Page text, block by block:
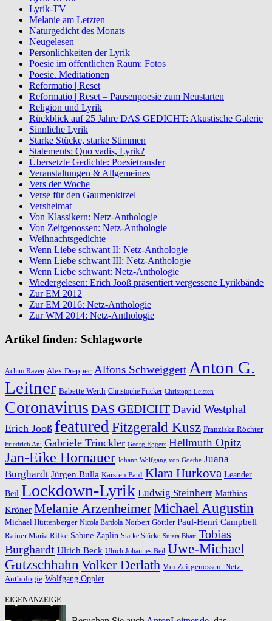
Lyrik-TV
Melanie am Letzten
Naturgedicht des Monats
Neugelesen
Persönlichkeiten der Lyrik
Poesie im öffentlichen Raum: Fotos
Poesie. Meditationen
Reformatio | Reset
Reformatio | Reset – Pausenpoesie zum Neustarten
Religion und Lyrik
Rückblick auf 25 Jahre DAS GEDICHT: Akustische Galerie
Sinnliche Lyrik
Starke Stücke, starke Stimmen
Statements: Quo vadis, Lyrik?
Übersetzte Gedichte: Poesietransfer
Veranstaltungen & Allgemeines
Vers der Woche
Verse für den Gaumenkitzel
Versheimat
Von Klassikern: Netz-Anthologie
Von Zeitgenossen: Netz-Anthologie
Weihnachtsgedichte
Wenn Liebe schwant II: Netz-Anthologie
Wenn Liebe schwant III: Netz-Anthologie
Wenn Liebe schwant: Netz-Anthologie
Wiedergelesen: Erich Jooß präsentiert vergessene Lyrikbände
Zur EM 2012
Zur EM 2016: Netz-Anthologie
Zur WM 2014: Netz-Anthologie
Artikel finden: Schlagworte
Achim Raven Alex Dreppec Alfons Schweiggert Anton G.
Leitner Babette Werth Christophe Fricker Christoph Leisten
Coronavirus DAS GEDICHTDavid Westphal
Erich Jooß featured Fitzgerald Kusz Franziska Röchter
Friedrich Ani Gabriele Trinckler Georg Eggers Hellmuth Opitz
Jan-Eike Hornauer Johann Wolfgang von Goethe Juana
Burghardt Jürgen Bulla Karsten Paul Klara Hurkova Leander
Beil Lockdown-Lyrik Ludwig Steinherr Matthias
Kröner Melanie ArzenheimerMichael Augustin
Michael Hüttenberger Nicola Bardola Norbert Göttler Paul-Henri Campbell
Rainer Maria Rilke Sabine Zaplin Starke Stücke Sujata Bhatt Tobias
Burghardt Ulrich Beck Ulrich Johannes Beil Uwe-Michael
Gutzschhahn Volker Derlath Von Zeitgenossen: Netz-
Anthologie Wolfgang Oppler
EIGENANZEIGE